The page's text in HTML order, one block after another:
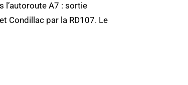
l’autoroute A7 : sortie
Condillac par la RD107. Le